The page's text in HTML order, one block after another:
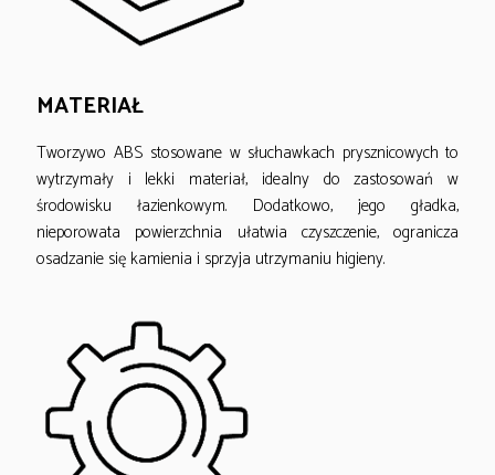
MATERIAŁ
Tworzywo ABS stosowane w słuchawkach prysznicowych to
wytrzymały i lekki materiał, idealny do zastosowań w
środowisku łazienkowym. Dodatkowo, jego gładka,
nieporowata powierzchnia ułatwia czyszczenie, ogranicza
osadzanie się kamienia i sprzyja utrzymaniu higieny.